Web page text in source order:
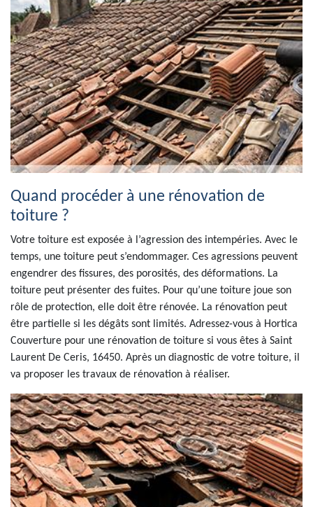
Quand procéder à une rénovation de
toiture ?
Votre toiture est exposée à l’agression des intempéries. Avec le
temps, une toiture peut s’endommager. Ces agressions peuvent
engendrer des fissures, des porosités, des déformations. La
toiture peut présenter des fuites. Pour qu’une toiture joue son
rôle de protection, elle doit être rénovée. La rénovation peut
être partielle si les dégâts sont limités. Adressez-vous à Hortica
Couverture pour une rénovation de toiture si vous êtes à Saint
Laurent De Ceris, 16450. Après un diagnostic de votre toiture, il
va proposer les travaux de rénovation à réaliser.